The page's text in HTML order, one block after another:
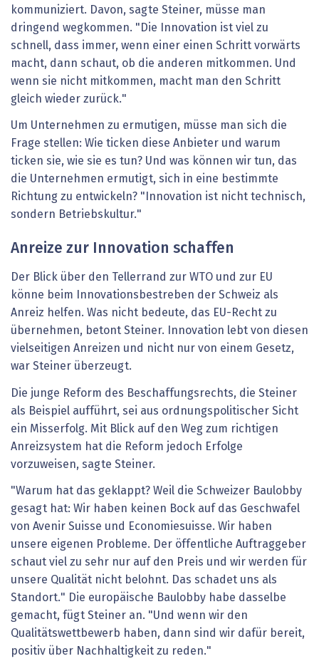
kommuniziert. Davon, sagte Steiner, müsse man
dringend wegkommen. "Die Innovation ist viel zu
schnell, dass immer, wenn einer einen Schritt vorwärts
macht, dann schaut, ob die anderen mitkommen. Und
wenn sie nicht mitkommen, macht man den Schritt
gleich wieder zurück."
Um Unternehmen zu ermutigen, müsse man sich die
Frage stellen: Wie ticken diese Anbieter und warum
ticken sie, wie sie es tun? Und was können wir tun, das
die Unternehmen ermutigt, sich in eine bestimmte
Richtung zu entwickeln? "Innovation ist nicht technisch,
sondern Betriebskultur."
Anreize zur Innovation schaffen
Der Blick über den Tellerrand zur WTO und zur EU
könne beim Innovationsbestreben der Schweiz als
Anreiz helfen. Was nicht bedeute, das EU-Recht zu
übernehmen, betont Steiner. Innovation lebt von diesen
vielseitigen Anreizen und nicht nur von einem Gesetz,
war Steiner überzeugt.
Die junge Reform des Beschaffungsrechts, die Steiner
als Beispiel aufführt, sei aus ordnungspolitischer Sicht
ein Misserfolg. Mit Blick auf den Weg zum richtigen
Anreizsystem hat die Reform jedoch Erfolge
vorzuweisen, sagte Steiner.
"Warum hat das geklappt? Weil die Schweizer Baulobby
gesagt hat: Wir haben keinen Bock auf das Geschwafel
von Avenir Suisse und Economiesuisse. Wir haben
unsere eigenen Probleme. Der öffentliche Auftraggeber
schaut viel zu sehr nur auf den Preis und wir werden für
unsere Qualität nicht belohnt. Das schadet uns als
Standort." Die europäische Baulobby habe dasselbe
gemacht, fügt Steiner an. "Und wenn wir den
Qualitätswettbewerb haben, dann sind wir dafür bereit,
positiv über Nachhaltigkeit zu reden."